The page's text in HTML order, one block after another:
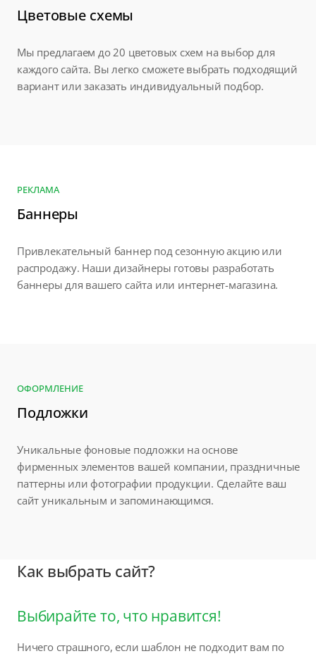
Цветовые схемы
Мы предлагаем до 20 цветовых схем на выбор для
каждого сайта. Вы легко сможете выбрать подходящий
вариант или заказать индивидуальный подбор.
РЕКЛАМА
Баннеры
Привлекательный баннер под сезонную акцию или
распродажу. Наши дизайнеры готовы разработать
баннеры для вашего сайта или интернет-магазина.
ОФОРМЛЕНИЕ
Подложки
Уникальные фоновые подложки на основе
фирменных элементов вашей компании, праздничные
паттерны или фотографии продукции. Сделайте ваш
сайт уникальным и запоминающимся.
Как выбрать сайт?
Выбирайте то, что нравится!
Ничего страшного, если шаблон не подходит вам по